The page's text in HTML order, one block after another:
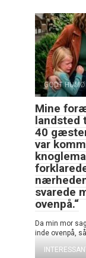
GODT
Mine
landsted
40
var
svarede
ovenpå.“
Da min mor
inde ovenpå, så